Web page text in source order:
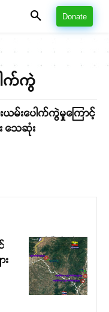
Donate
ါက်ကွဲ
ယမ်းပေါက်ကွဲမှုကြောင့်
သေဆုံး
း